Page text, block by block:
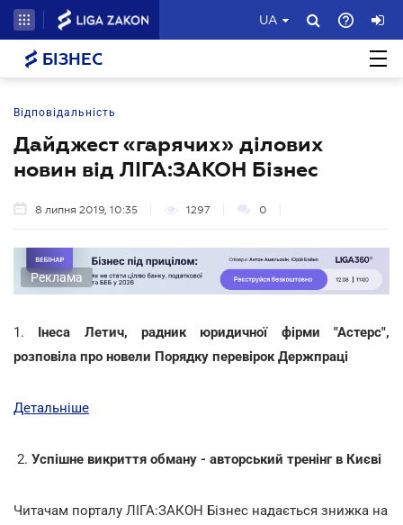
UA
БІЗНЕС
Відповідальність
Дайджест «гарячих» ділових
новин від ЛІГА:ЗАКОН Бізнес
8 липня 2019, 10:35 1297 0
Реклама
1. Інеса Летич, радник юридичної фірми "Астерс",
розповіла про новели Порядку перевірок Держпраці
Детальніше
2. Успішне викриття обману - авторський тренінг в Києві
Читачам порталу ЛІГА:ЗАКОН Бізнес надається знижка на